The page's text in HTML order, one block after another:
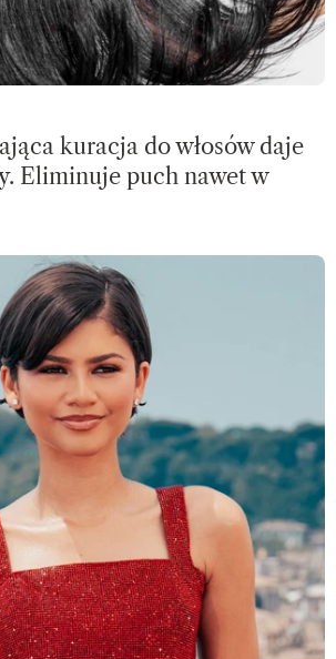
kuracja do włosów daje
Eliminuje puch nawet w